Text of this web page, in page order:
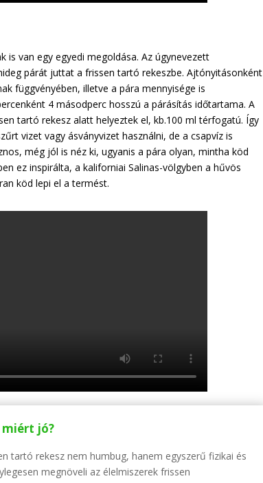
is van egy egyedi megoldása. Az úgynevezett
párát juttat a frissen tartó rekeszbe. Ajtónyitásonként
függvényében, illetve a pára mennyisége is
4 másodperc hosszú a párásítás időtartama. A
tartó rekesz alatt helyeztek el, kb.100 ml térfogatú. Így
vizet vagy ásványvizet használni, de a csapvíz is
még jól is néz ki, ugyanis a pára olyan, mintha köd
ez inspirálta, a kaliforniai Salinas-völgyben a hűvös
köd lepi el a termést.
jó?
tartó rekesz nem humbug, hanem egyszerű fizikai és
megnöveli az élelmiszerek frissen